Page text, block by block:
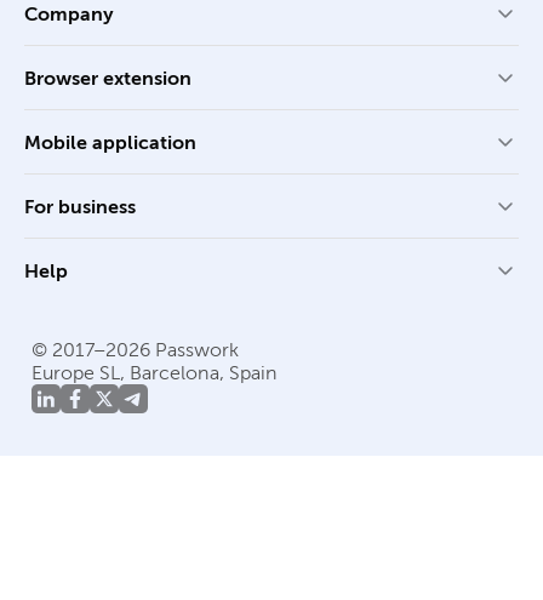
Company
Browser extension
Mobile application
For business
Help
© 2017–2026 Passwork
Europe SL, Barcelona, Spain